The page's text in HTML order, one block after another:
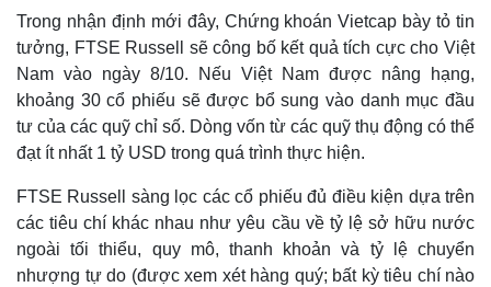
Kinh tế
Bất động sản
Khởi nghiệp
Thị trường
Giá vàng
Tiêu dùng
Tỷ giá
Chứng khoán
Giá cà phê
Trong nhận định mới đây, Chứng khoán Vietcap bày tỏ tin
tưởng, FTSE Russell sẽ công bố kết quả tích cực cho Việt
Nam vào ngày 8/10. Nếu Việt Nam được nâng hạng,
khoảng 30 cổ phiếu sẽ được bổ sung vào danh mục đầu
tư của các quỹ chỉ số. Dòng vốn từ các quỹ thụ động có thể
đạt ít nhất 1 tỷ USD trong quá trình thực hiện.
FTSE Russell sàng lọc các cổ phiếu đủ điều kiện dựa trên
các tiêu chí khác nhau như yêu cầu về tỷ lệ sở hữu nước
ngoài tối thiểu, quy mô, thanh khoản và tỷ lệ chuyển
nhượng tự do (được xem xét hàng quý; bất kỳ tiêu chí nào